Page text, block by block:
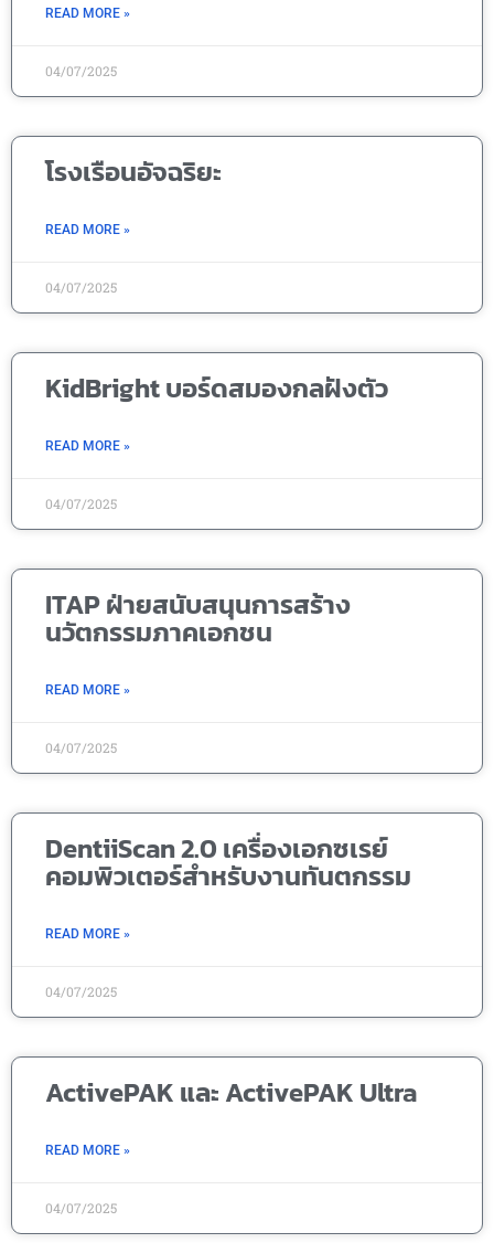
READ MORE »
04/07/2025
โรงเรือนอัจฉริยะ
READ MORE »
04/07/2025
KidBright บอร์ดสมองกลฝังตัว
READ MORE »
04/07/2025
ITAP ฝ่ายสนับสนุนการสร้าง
นวัตกรรมภาคเอกชน
READ MORE »
04/07/2025
DentiiScan 2.0 เครื่องเอกซเรย์
คอมพิวเตอร์สำหรับงานทันตกรรม
READ MORE »
04/07/2025
ActivePAK และ ActivePAK Ultra
READ MORE »
04/07/2025